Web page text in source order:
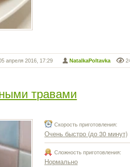
NatalkaPoltavka
апреля 2016, 17:29
травами
Скорость приготовления:
Очень быстро (до 30 минут)
Сложность приготовления:
Нормально